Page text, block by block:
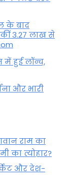
के बाद
3.27 लाख से
में हुई लॉन्च,
और भारी
राम का
का त्योहार?
और देश-